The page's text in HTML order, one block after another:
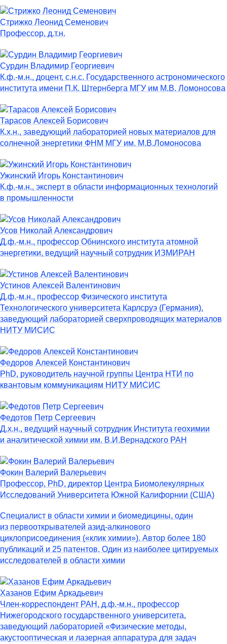
Стрижко Леонид Семенович
Профессор, д.т.н.
Сурдин Владимир Георгиевич
К.ф.-м.н., доцент, с.н.с. Государственного астрономического
института имени П.К. Штернберга МГУ им М.В. Ломоносова
Тарасов Алексей Борисович
К.х.н., заведующий лабораторией новых материалов для
солнечной энергетики ФНМ МГУ им. М.В.Ломоносова
Ужинский Игорь Константинович
К.ф.-м.н., эксперт в области информационных технологий
в промышленности
Усов Николай Александрович
Д.ф.-м.н., профессор Обнинского института атомной
энергетики, ведущий научный сотрудник ИЗМИРАН
Устинов Алексей Валентинович
Д.ф.-м.н., профессор Физического института
Технологического университета Карлсруэ (Германия),
заведующий лабораторией сверхпроводящих материалов
НИТУ МИСИС
Федоров Алексей Константинович
PhD, руководитель научной группы Центра НТИ по
квантовым коммуникациям НИТУ МИСИС
Федотов Петр Сергеевич
Д.х.н., ведущий научный сотрудник Института геохимии
и аналитической химии им. В.И.Вернадского РАН
Фокин Валерий Валерьевич
Профессор, PhD, директор Центра Биомолекулярных
Исследований Университета Южной Калифорнии (США)
Cпециалист в области химии и биомедицины, один
из первооткрывателей азид-алкинового
циклоприсоединения («клик химии»). Автор более 180
публикаций и 25 патентов. Один из наиболее цитируемых
исследователей в области химии
Хазанов Ефим Аркадьевич
Член-корреспондент РАН, д.ф.-м.н., профессор
Нижегородского государственного университета,
заведующий лабораторией «Физические методы,
акустооптическая и лазерная аппаратура для задач